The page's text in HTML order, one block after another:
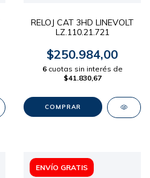
RELOJ CAT 3HD LINEVOLT
LZ.110.21.721
$250.984,00
6 cuotas sin interés de
$41.830,67
ENVÍO GRATIS